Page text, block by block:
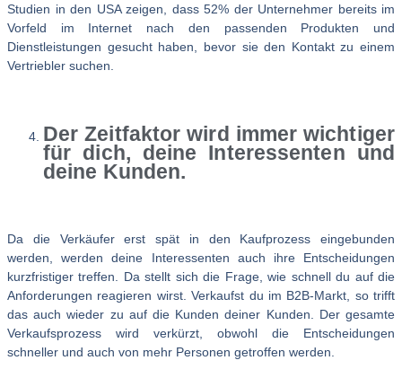
Studien in den USA zeigen, dass 52% der Unternehmer bereits im
Vorfeld im Internet nach den passenden Produkten und
Dienstleistungen gesucht haben, bevor sie den Kontakt zu einem
Vertriebler suchen.
Der Zeitfaktor wird immer wichtiger
für dich, deine Interessenten und
deine Kunden.
Da die Verkäufer erst spät in den Kaufprozess eingebunden
werden, werden deine Interessenten auch ihre Entscheidungen
kurzfristiger treffen. Da stellt sich die Frage, wie schnell du auf die
Anforderungen reagieren wirst. Verkaufst du im B2B-Markt, so trifft
das auch wieder zu auf die Kunden deiner Kunden. Der gesamte
Verkaufsprozess wird verkürzt, obwohl die Entscheidungen
schneller und auch von mehr Personen getroffen werden.